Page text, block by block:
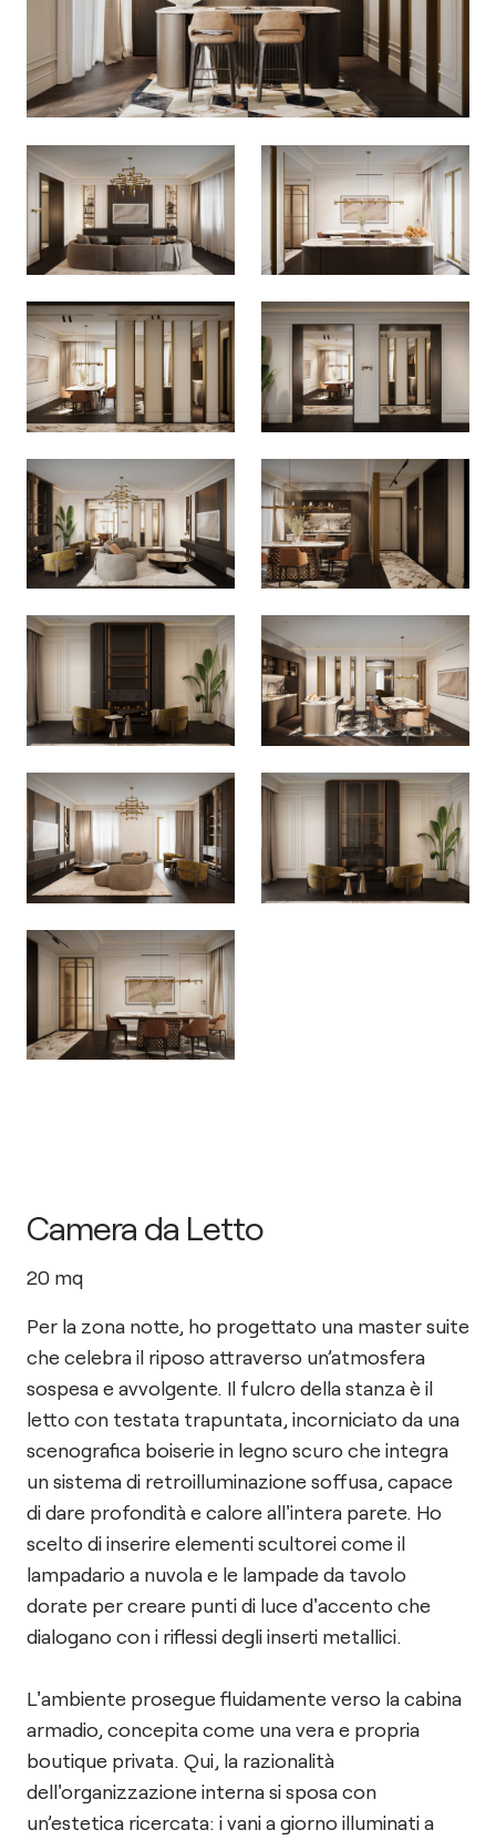
Camera da Letto
20 mq
Per la zona notte, ho progettato una master suite
che celebra il riposo attraverso un’atmosfera
sospesa e avvolgente. Il fulcro della stanza è il
letto con testata trapuntata, incorniciato da una
scenografica boiserie in legno scuro che integra
un sistema di retroilluminazione soffusa, capace
di dare profondità e calore all'intera parete. Ho
scelto di inserire elementi scultorei come il
lampadario a nuvola e le lampade da tavolo
dorate per creare punti di luce d'accento che
dialogano con i riflessi degli inserti metallici.
L'ambiente prosegue fluidamente verso la cabina
armadio, concepita come una vera e propria
boutique privata. Qui, la razionalità
dell'organizzazione interna si sposa con
un’estetica ricercata: i vani a giorno illuminati a